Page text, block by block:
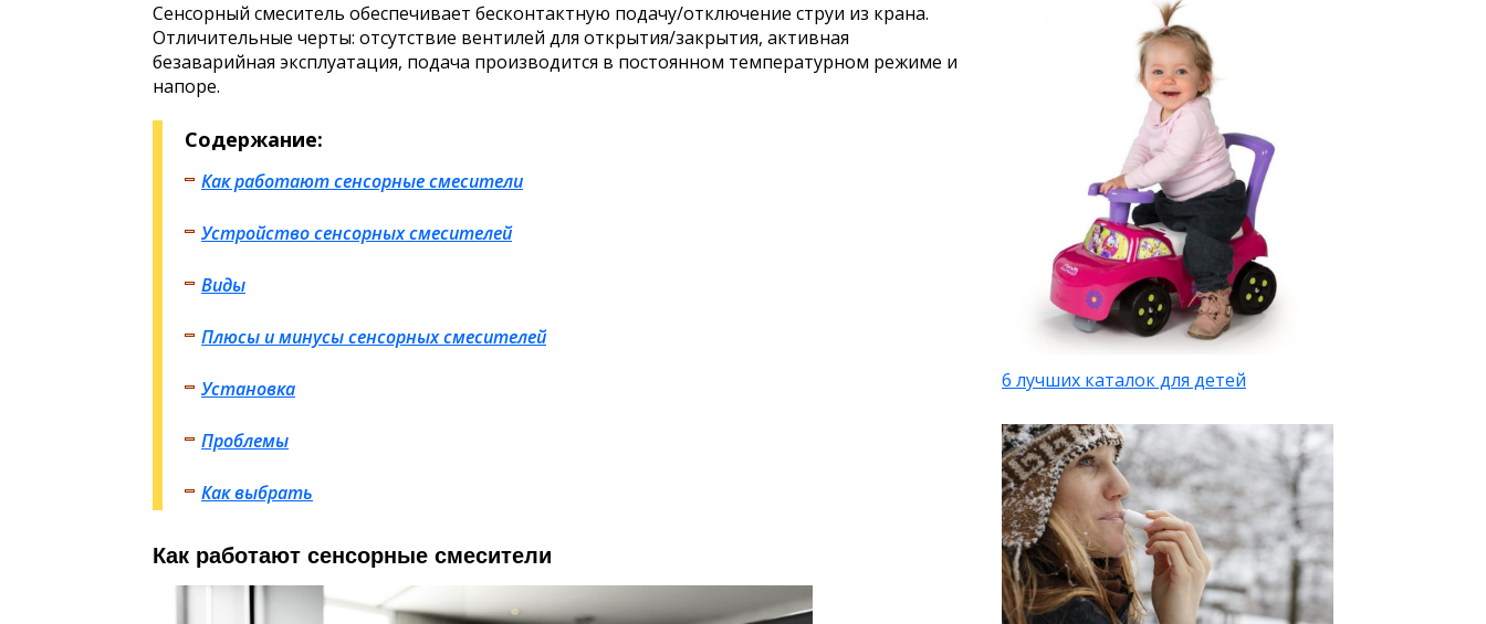
Сенсорный смеситель обеспечивает бесконтактную подачу/отключение струи из крана.
Отличительные черты: отсутствие вентилей для открытия/закрытия, активная
безаварийная эксплуатация, подача производится в постоянном температурном режиме и
напоре.
Содержание:
Как работают сенсорные смесители
Устройство сенсорных смесителей
Виды
Плюсы и минусы сенсорных смесителей
Установка
Проблемы
Как выбрать
Как работают сенсорные смесители
6 лучших каталок для детей